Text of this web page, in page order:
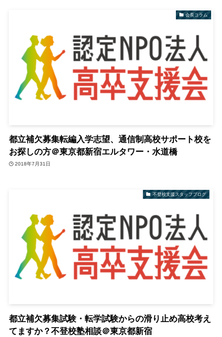
会長コラム
都立補欠募集転編入学志望、通信制高校サポート校を
お探しの方＠東京都新宿エルタワー・水道橋
2018年7月31日
不登校支援スタッフブログ
都立補欠募集試験・転学試験からの滑り止め高校考え
てますか？不登校塾相談＠東京都新宿